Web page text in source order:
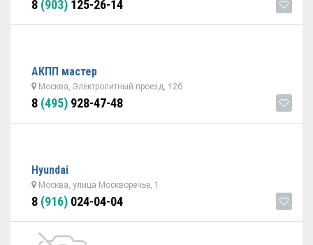
8 (903) 125-26-14
АКПП мастер
Москва, Электролитный проезд, 12б
8 (495) 928-47-48
Hyundai
Москва, улица Москворечье, 1
8 (916) 024-04-04